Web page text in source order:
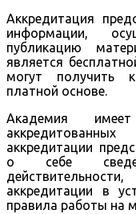
Аккредитация
информации,
публикацию
является
могут получить
платной основе.
Академия
аккредитации
о себе
аккредитации в
правила работы на